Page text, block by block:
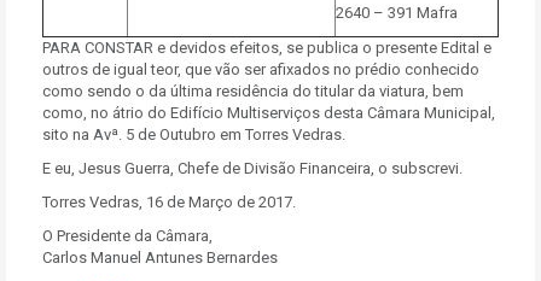
2640 – 391 Mafra
PARA CONSTAR e devidos efeitos, se publica o presente Edital e
outros de igual teor, que vão ser afixados no prédio conhecido
como sendo o da última residência do titular da viatura, bem
como, no átrio do Edifício Multiserviços desta Câmara Municipal,
sito na Avª. 5 de Outubro em Torres Vedras.
E eu, Jesus Guerra, Chefe de Divisão Financeira, o subscrevi.
Torres Vedras, 16 de Março de 2017.
O Presidente da Câmara,
Carlos Manuel Antunes Bernardes